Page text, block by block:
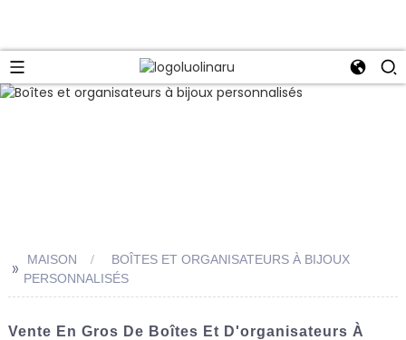
>> MAISON
BOÎTES ET ORGANISATEURS À BIJOUX
PERSONNALISÉS
Vente En Gros De Boîtes Et D'organisateurs À